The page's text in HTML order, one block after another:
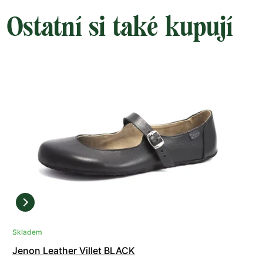
Ostatní si také kupují
Skladem
Jenon Leather Villet BLACK